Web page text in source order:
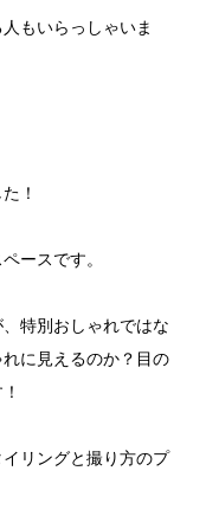
もいらっしゃいま
！
ースです。
特別おしゃれではな
に見えるのか？目の
リングと撮り方のプ